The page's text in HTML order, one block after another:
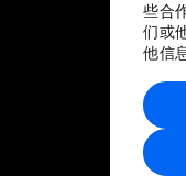
些合
们或
他信